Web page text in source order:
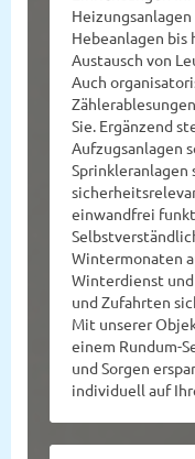
Hebeanlagen bis
Austausch von
Auch
Sie. Ergänzend
Aufzugsanlagen
Sprinkleranlagen
einwandfrei
Wintermonaten
Winterdienst und
und Zufahrten
Mit unserer
einem Rundum-
und Sorgen
individuell auf